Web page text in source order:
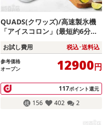
QUADS(クワッズ)/高速製氷機
「アイスコロン」(最短約6分の
ッチパネル簡単操作/自動クリー
ン機能)/QS547WH
お試し費用 税込･送料込
参考価格
オープン
12900円
117ポイント還元
156 402 2